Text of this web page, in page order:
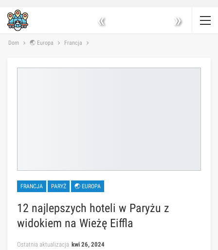
« »
Dom 🌏 Europa Francja
FRANCJA PARYŻ 🌏 EUROPA
12 najlepszych hoteli w Paryżu z
widokiem na Wieżę Eiffla
Ostatnia aktualizacja kwi 26, 2024